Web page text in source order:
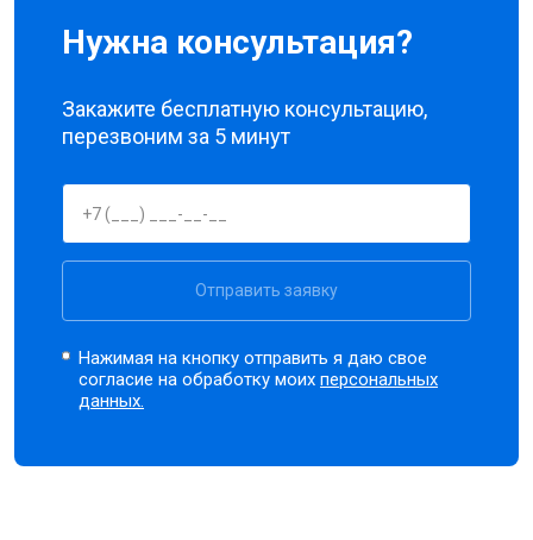
Нужна консультация?
Закажите бесплатную консультацию,
перезвоним за 5 минут
Отправить заявку
Нажимая на кнопку отправить я даю свое
согласие на обработку моихперсональных
данных.